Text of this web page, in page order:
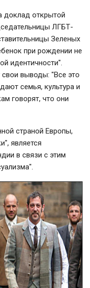
доклад открытой
ЛГБТ-
Зеленых
при рождении не
идентичности".
свои выводы: "Все это
семья, культура и
говорят, что они
страной Европы,
является
в связи с этим